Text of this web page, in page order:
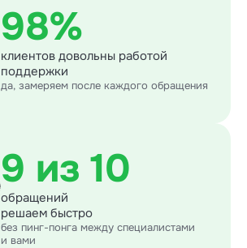
98%
клиентов довольны работой
поддержки
да, замеряем после каждого обращения
9 из 10
обращений
решаем быстро
без пинг-понга между специалистами
и вами